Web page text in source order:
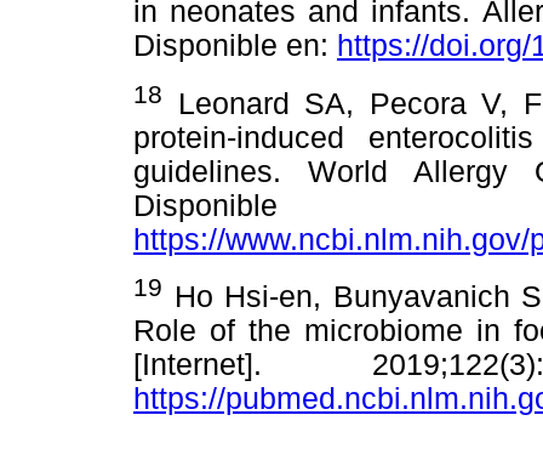
in neonates and infants.
Disponible en: https://
18
Leonard SA, Pecora V,
protein-induced
guidelines. World Allergy
https://
19 Ho Hsi-en, Bunyavanich
Role of the microbiome in
[Internet].
https://